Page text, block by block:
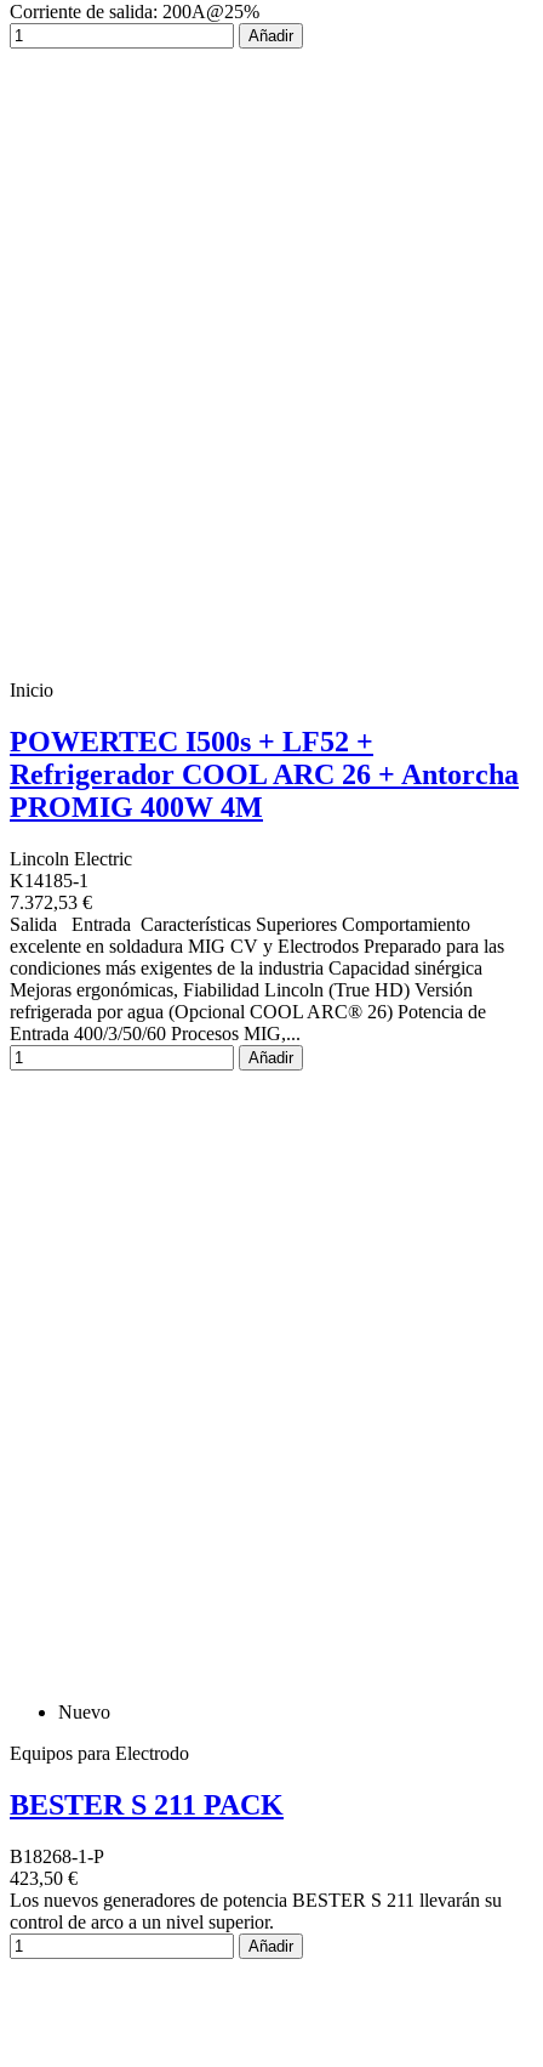
Corriente de salida: 200A@25%
Añadir
Inicio
POWERTEC I500s + LF52 +
Refrigerador COOL ARC 26 + Antorcha
PROMIG 400W 4M
Lincoln Electric
K14185-1
7.372,53 €
Salida Entrada Características Superiores Comportamiento
excelente en soldadura MIG CV y Electrodos Preparado para las
condiciones más exigentes de la industria Capacidad sinérgica
Mejoras ergonómicas, Fiabilidad Lincoln (True HD) Versión
refrigerada por agua (Opcional COOL ARC® 26) Potencia de
Entrada 400/3/50/60 Procesos MIG,...
Añadir
Nuevo
Equipos para Electrodo
BESTER S 211 PACK
B18268-1-P
423,50 €
Los nuevos generadores de potencia BESTER S 211 llevarán su
control de arco a un nivel superior.
Añadir